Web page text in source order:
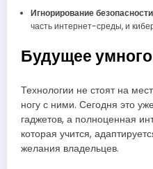
Игнорирование
часть интернет-среды, и
Будущее
Технологии не стоят на
ногу с ними. Сегодня это
гаджетов, а полноценная
которая учится,
желания владельцев.